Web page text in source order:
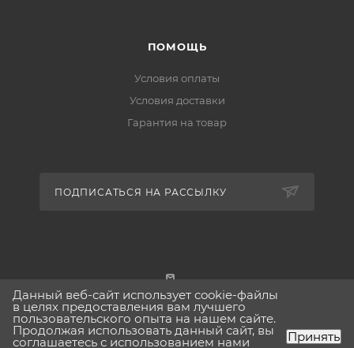
ПОМОЩЬ
Условия оплаты
Условия доставки
Гарантия на товар
ПОДПИСАТЬСЯ НА РАССЫЛКУ
г. Москва
Данный веб-сайт использует cookie-файлы
в целях предоставления вам лучшего
пользовательского опыта на нашем сайте.
Продолжая использовать данный сайт, вы
соглашаетесь с использованием нами Принять